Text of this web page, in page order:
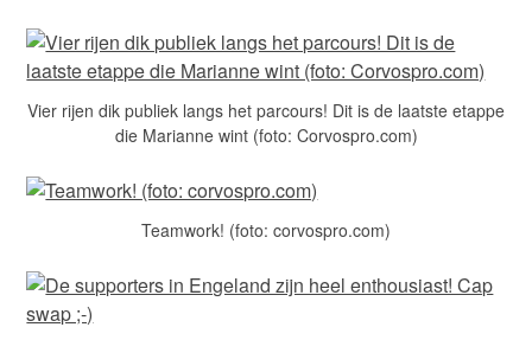
Vier rijen dik publiek langs het parcours! Dit is de laatste etappe
die Marianne wint (foto: Corvospro.com)
Teamwork! (foto: corvospro.com)